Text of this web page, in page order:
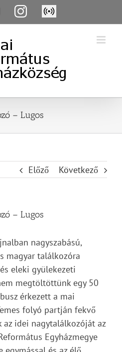
Instagram
Élő
közvetítés
– Lugos
Előző Következő
– Lugos
nagyszabású,
magyar találkozóra
eleki gyülekezeti
megtöltöttünk egy 50
érkezett a mai
folyó partján fekvő
az idei nagytalálkozóját az
Egyházmegye